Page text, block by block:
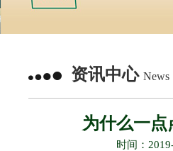
资讯中心 News
为什么一
时间：